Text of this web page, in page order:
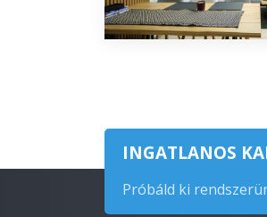
INGATLANOS
Próbáld ki